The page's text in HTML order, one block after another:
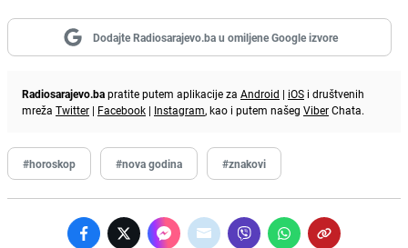
Dodajte Radiosarajevo.ba u omiljene Google izvore
Radiosarajevo.bapratite putem aplikacije za Android | iOS i društvenih
mreža Twitter | Facebook | Instagram, kao i putem našeg ViberChata.
#horoskop #nova godina #znakovi